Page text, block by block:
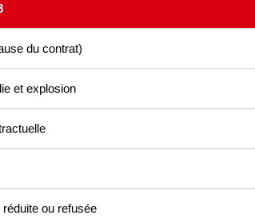
du contrat)
et explosion
ou refusée